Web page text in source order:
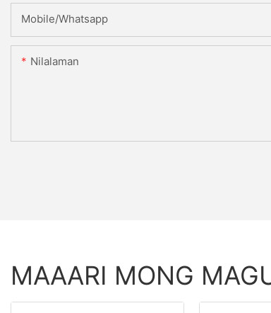
Mobile/Whatsapp
Nilalaman
MAAARI MONG